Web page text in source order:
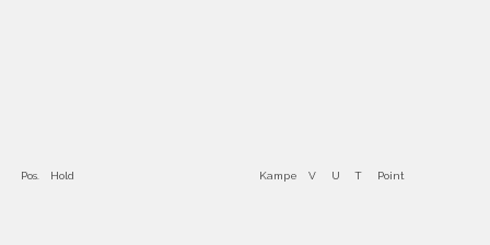
Pos. Hold Kampe V U T Point